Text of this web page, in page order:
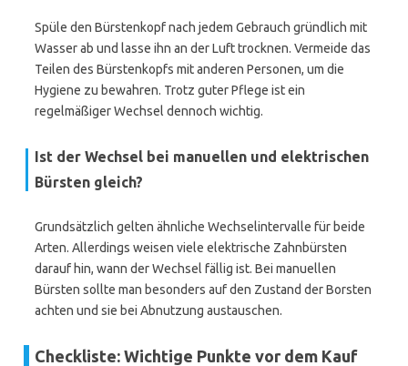
Spüle den Bürstenkopf nach jedem Gebrauch gründlich mit
Wasser ab und lasse ihn an der Luft trocknen. Vermeide das
Teilen des Bürstenkopfs mit anderen Personen, um die
Hygiene zu bewahren. Trotz guter Pflege ist ein
regelmäßiger Wechsel dennoch wichtig.
Ist der Wechsel bei manuellen und elektrischen
Bürsten gleich?
Grundsätzlich gelten ähnliche Wechselintervalle für beide
Arten. Allerdings weisen viele elektrische Zahnbürsten
darauf hin, wann der Wechsel fällig ist. Bei manuellen
Bürsten sollte man besonders auf den Zustand der Borsten
achten und sie bei Abnutzung austauschen.
Checkliste: Wichtige Punkte vor dem Kauf